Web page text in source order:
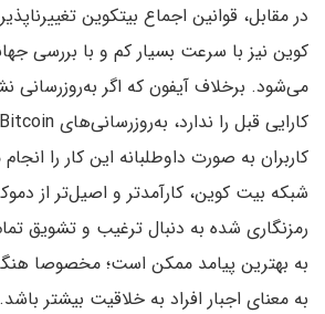
در مقابل، قوانین اجماع بیتکوین
کوین نیز با سرعت بسیار کم و با بررسی
می‌شود. برخلاف آیفون که اگر به‌روزرسانی
کاربران به صورت داوطلبانه این کار را
شبکه بیت کوین، کارآمدتر و اصیل‌تر از
رمزنگاری شده به دنبال ترغیب و تشویق
به بهترین پیامد ممکن است؛ مخصوصا
به معنای اجبار افراد به خلاقیت بیشتر باشد.